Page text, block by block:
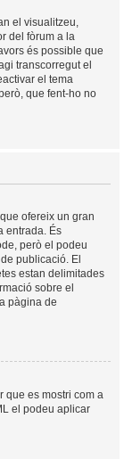
el visualitzeu,
del fòrum a la
és possible que
transcorregut el
el tema
que fent-ho no
ofereix un gran
entrada. És
però el podeu
publicació. El
estan delimitades
sobre el
pàgina de
que es mostri com a
el podeu aplicar